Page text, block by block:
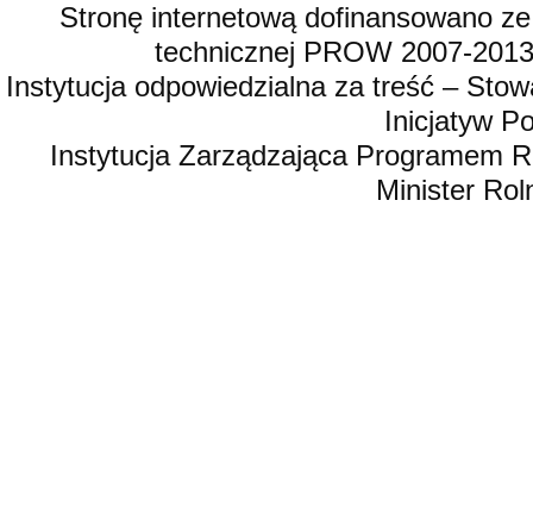
Stronę internetową dofinansowano
technicznej PROW 2007-
Instytucja odpowiedzialna za treść –
Inicjatyw
Instytucja Zarządzająca Programem
Minister